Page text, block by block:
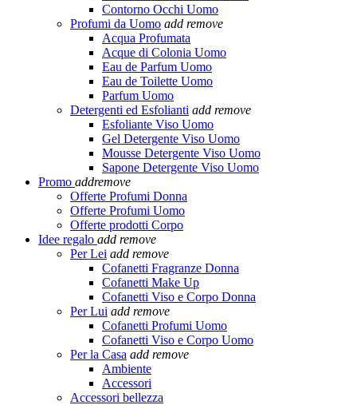
Contorno Occhi Uomo
Profumi da Uomo add remove
Acqua Profumata
Acque di Colonia Uomo
Eau de Parfum Uomo
Eau de Toilette Uomo
Parfum Uomo
Detergenti ed Esfolianti add remove
Esfoliante Viso Uomo
Gel Detergente Viso Uomo
Mousse Detergente Viso Uomo
Sapone Detergente Viso Uomo
Promo addremove
Offerte Profumi Donna
Offerte Profumi Uomo
Offerte prodotti Corpo
Idee regalo add remove
Per Lei add remove
Cofanetti Fragranze Donna
Cofanetti Make Up
Cofanetti Viso e Corpo Donna
Per Lui add remove
Cofanetti Profumi Uomo
Cofanetti Viso e Corpo Uomo
Per la Casa add remove
Ambiente
Accessori
Accessori bellezza